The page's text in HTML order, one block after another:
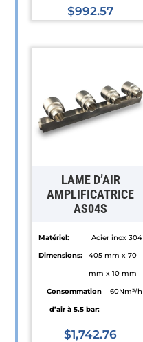
$992.57
produit
plusieurs
variations.
Les
être
choisies
sur
page
du
produit
LAME D’AIR
AMPLIFICATRICE
AS04S
Matériel:
Acier inox 304
Dimensions:
405 mm x 70
mm x 10 mm
Consommation
d’air à 5.5 bar:
60Nm³/h
$1,742.76